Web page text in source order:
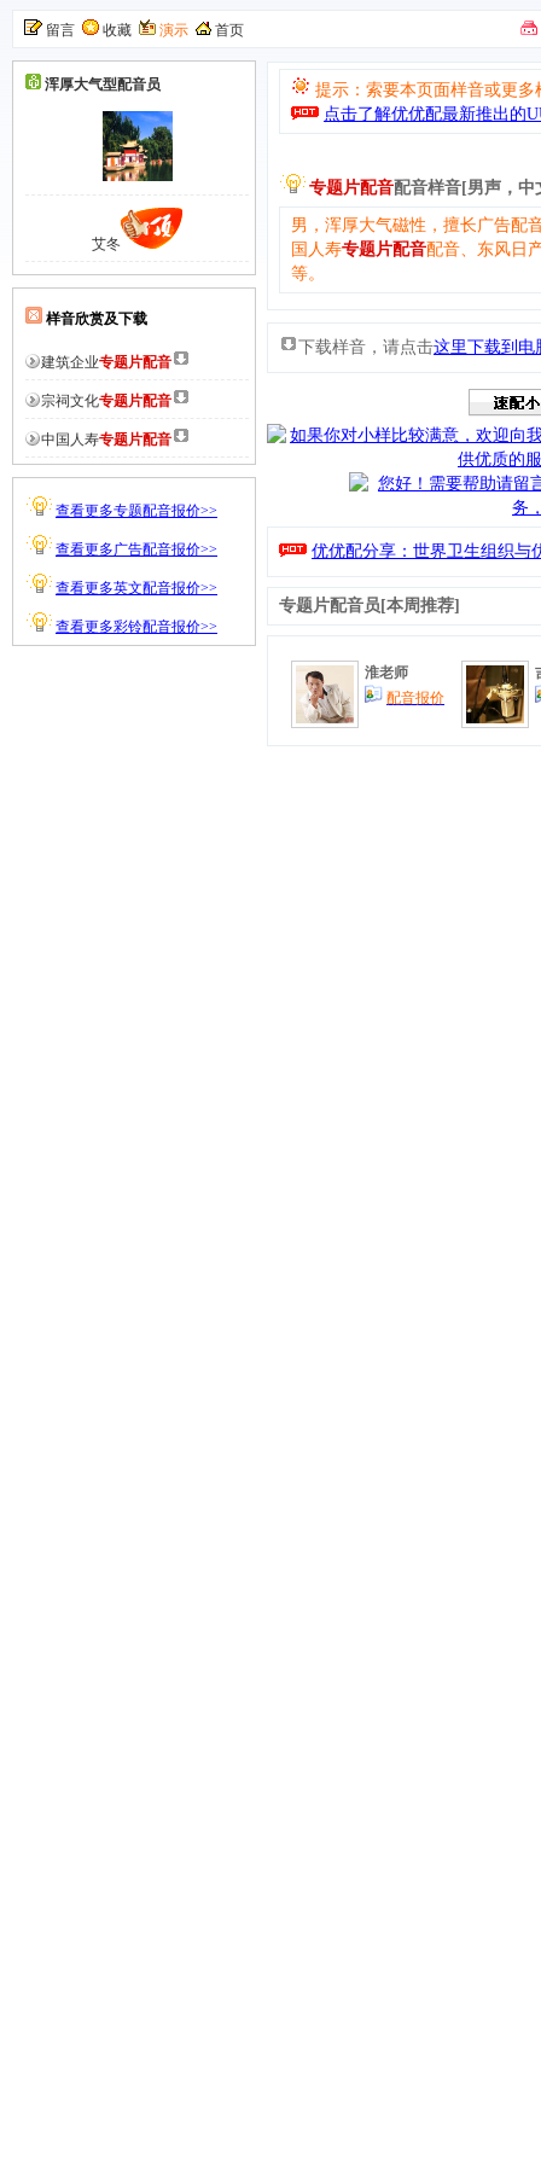
留言 收藏 演示 首页
浑厚大气型配音员
艾冬
样音欣赏及下载
建筑企业专题片配音
宗祠文化专题片配音
中国人寿专题片配音
查看更多专题配音报价>>
查看更多广告配音报价>>
查看更多英文配音报价>>
查看更多彩铃配音报价>>
提示：索要本页面样音或更
点击了解优优配最新推出的
专题片配音配音样音[男声，中
男，浑厚大气磁性，擅长广告配
国人寿专题片配音配音、东风日
等。
下载样音，请点击这里下载到电
优优配分享：世界卫生组织与
专题片配音员[本周推荐]
淮老师
配音报价